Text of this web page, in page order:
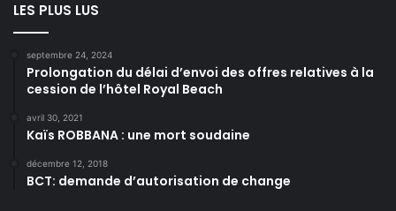
LES PLUS LUS
septembre 24, 2024
Prolongation du délai d’envoi des offres relatives à la
cession de l’hôtel Royal Beach
avril 30, 2021
Kaïs ROBBANA : une mort soudaine
décembre 12, 2018
BCT: demande d’autorisation de change